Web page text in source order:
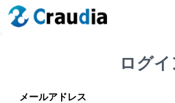
ログイ
メールアドレス